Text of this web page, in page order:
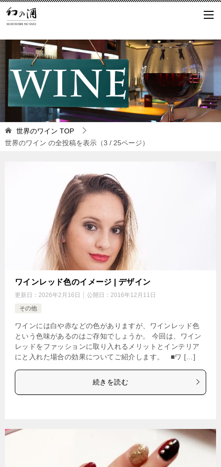
世界のワイン TOP
世界のワイン の全投稿を表示（3 / 25ページ）
ワインレッド色のイメージ | デザイン
更新日： 2026年2月16日 公開日： 2016年12月11日
その他
ワインには白や赤などの色がありますが、ワインレッド色
という色味があるのはご存知でしょうか。 今回は、ワイン
レッドをファッションに取り入れるメリットとインテリア
にと入れた場合の効果についてご紹介します。 ■ワ […]
続きを読む